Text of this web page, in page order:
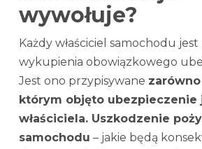
wywołuje?
Każdy właściciel samochodu
wykupienia obowiązkowego
Jest ono przypisywane
którym objęto ubezpieczenie
właściciela. Uszkodzenie
samochodu – jakie będą